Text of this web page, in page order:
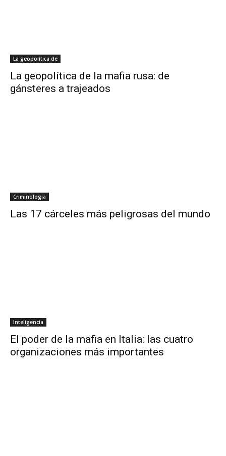
La geopolítica de
La geopolítica de la mafia rusa: de
gánsteres a trajeados
Criminología
Las 17 cárceles más peligrosas del mundo
Inteligencia
El poder de la mafia en Italia: las cuatro
organizaciones más importantes